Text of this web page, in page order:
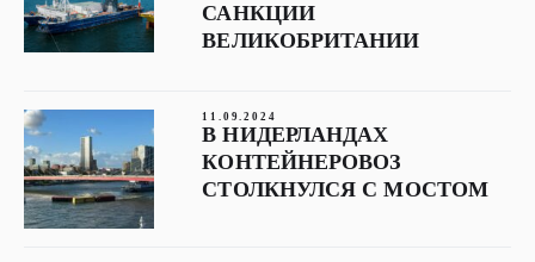
САНКЦИИ
ВЕЛИКОБРИТАНИИ
11.09.2024
В НИДЕРЛАНДАХ
КОНТЕЙНЕРОВОЗ
СТОЛКНУЛСЯ С МОСТОМ